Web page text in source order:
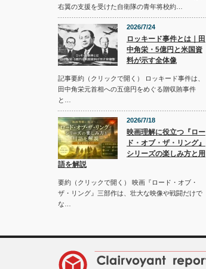
右翼の支援を受けた自衛隊の青年将校約…
2026/7/24
ロッキード事件とは｜田
中角栄・5億円と米国資
料が示す全体像
記事要約（クリックで開く） ロッキード事件は、
田中角栄元首相への五億円をめぐる贈収賄事件
と…
2026/7/18
映画理解に役立つ『ロー
ド・オブ・ザ・リング』
シリーズの楽しみ方と用
語を解説
要約（クリックで開く） 映画『ロード・オブ・
ザ・リング』三部作は、壮大な映像や戦闘だけで
な…